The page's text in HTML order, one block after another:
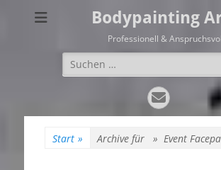
Bodypainting
Professionell &
Suchen
nach:
E-
Mail
Start » Archive für » Event